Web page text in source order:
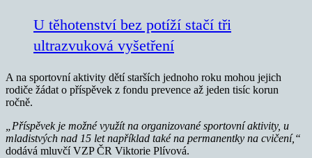
U těhotenství bez potíží stačí tři
ultrazvuková vyšetření
A na sportovní aktivity dětí starších jednoho roku mohou jejich
rodiče žádat o příspěvek z fondu prevence až jeden tisíc korun
ročně.
„Příspěvek je možné využít na organizované sportovní aktivity, u
mladistvých nad 15 let například také na permanentky na cvičení,“
dodává mluvčí VZP ČR Viktorie Plívová.